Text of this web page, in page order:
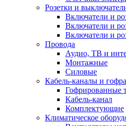
Розетки и
Включатели и
Включатели и
Включатели и
Провода
Аудио, ТВ и
Монтажные
Силовые
Кабель-каналы и
Гофрированные
Кабель-канал
Комплектующие
Климатическое